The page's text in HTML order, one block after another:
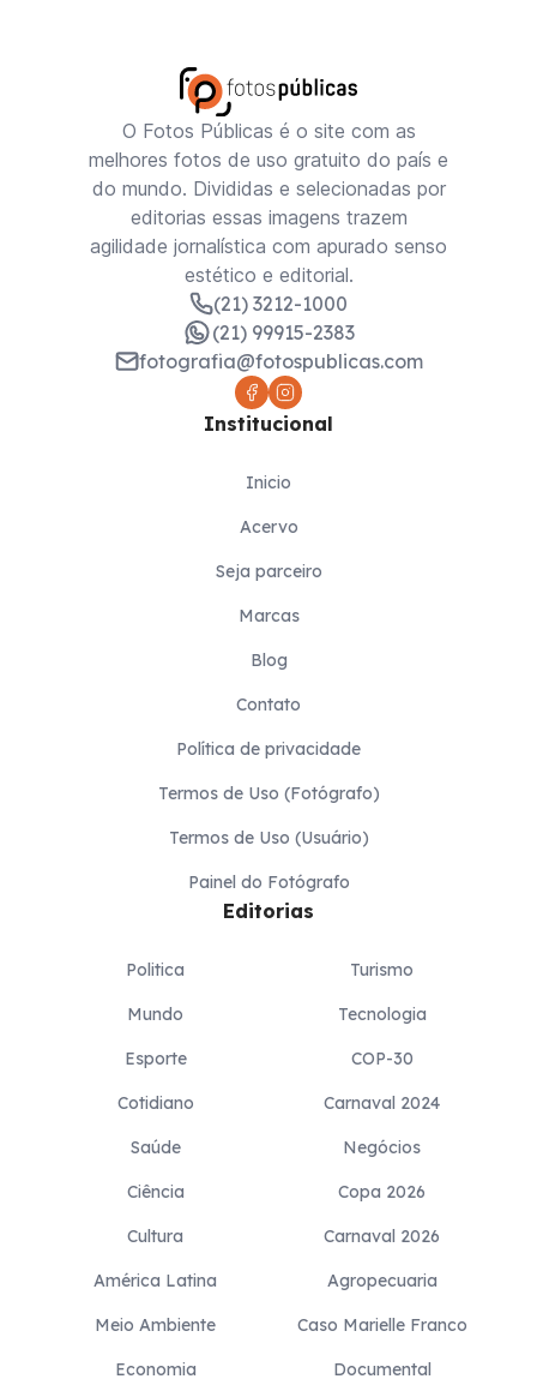
O Fotos Públicas é o site com as
melhores fotos de uso gratuito do país e
do mundo. Divididas e selecionadas por
editorias essas imagens trazem
agilidade jornalística com apurado senso
estético e editorial.
(21) 3212-1000
(21) 99915-2383
fotografia@fotospublicas.com
Institucional
Inicio
Acervo
Seja parceiro
Marcas
Blog
Contato
Política de privacidade
Termos de Uso (Fotógrafo)
Termos de Uso (Usuário)
Painel do Fotógrafo
Editorias
Politica
Mundo
Esporte
Cotidiano
Saúde
Ciência
Cultura
América Latina
Meio Ambiente
Economia
Turismo
Tecnologia
COP-30
Carnaval 2024
Negócios
Copa 2026
Carnaval 2026
Agropecuaria
Caso Marielle Franco
Documental